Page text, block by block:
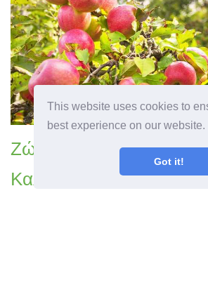
This website uses cookies to
best experience on our website.
Got it!
Ζώνη 5 Μήλα της
Καλλιέργεια μήλων